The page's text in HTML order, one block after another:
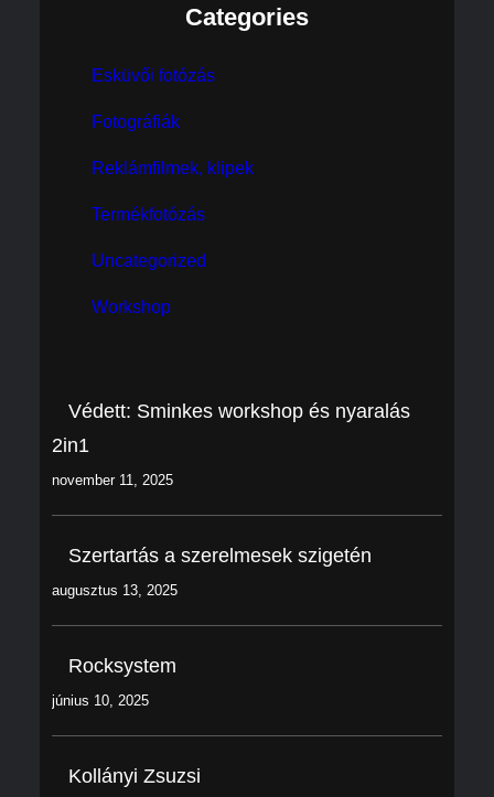
Categories
Esküvői fotózás
Fotográfiák
Reklámfilmek, klipek
Termékfotózás
Uncategorized
Workshop
Védett: Sminkes workshop és nyaralás
2in1
november 11, 2025
Szertartás a szerelmesek szigetén
augusztus 13, 2025
Rocksystem
június 10, 2025
Kollányi Zsuzsi